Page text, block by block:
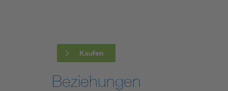
Kaufen
Beziehungen